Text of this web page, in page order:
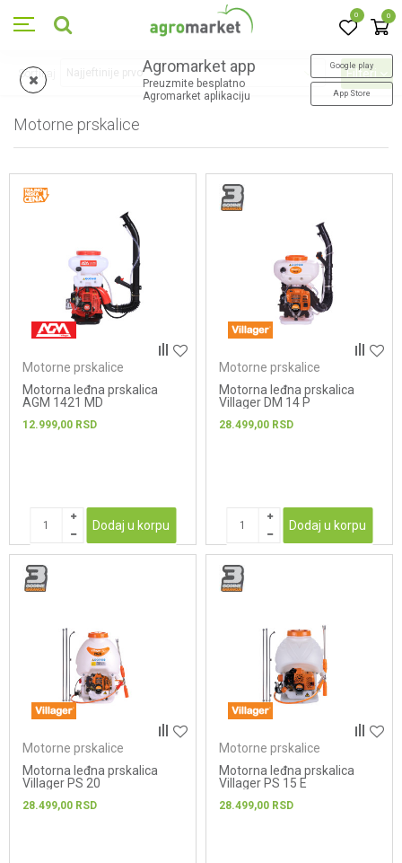
0 0
Agromarket app
Preuzmite besplatno
Agromarket aplikaciju
Google play
App Store
Motorne prskalice
Sortiraj Filteri
Motorne prskalice
Motorna leđna prskalica
AGM 1421 MD
12.999,00 RSD
Dodaj u korpu
Motorne prskalice
Motorna leđna prskalica
Villager DM 14 P
28.499,00 RSD
Dodaj u korpu
Motorne prskalice
Motorna leđna prskalica
Villager PS 20
28.499,00 RSD
Motorne prskalice
Motorna leđna prskalica
Villager PS 15 E
28.499,00 RSD